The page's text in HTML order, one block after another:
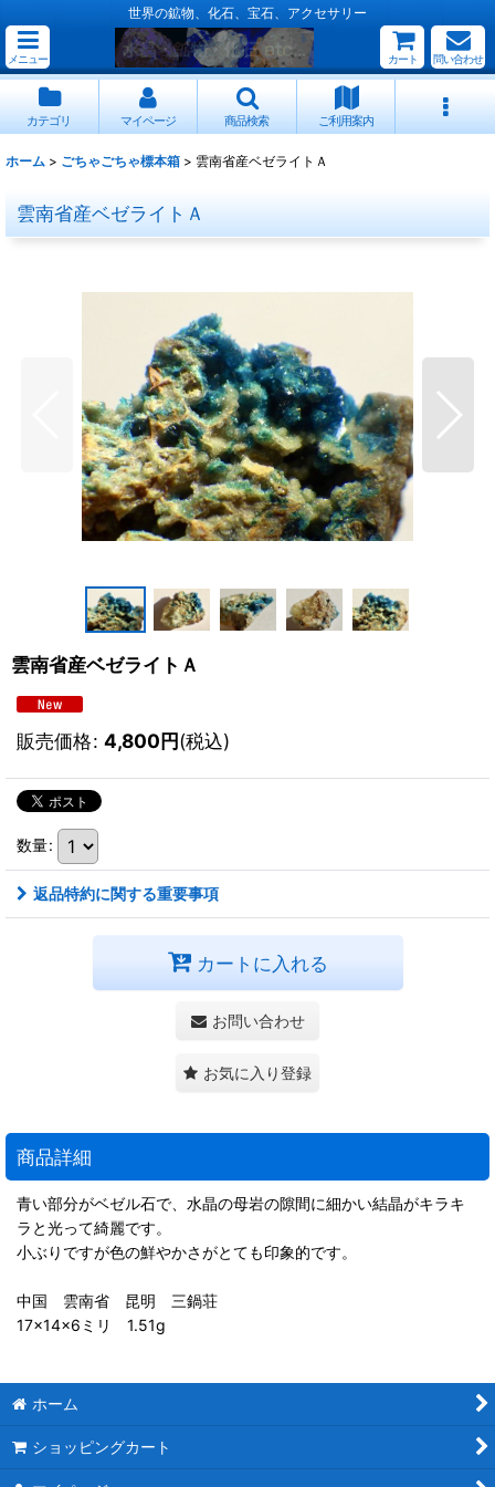
世界の鉱物、化石、宝石、アクセサリー
メニュー カート 問い合わせ
カテゴリ マイページ 商品検索 ご利用案内
ホーム > ごちゃごちゃ標本箱 > 雲南省産ベゼライトＡ
雲南省産ベゼライトＡ
雲南省産ベゼライトＡ
販売価格: 4,800円(税込)
数量:
返品特約に関する重要事項
カートに入れる
お問い合わせ
お気に入り登録
商品詳細
青い部分がベゼル石で、水晶の母岩の隙間に細かい結晶がキラキ
ラと光って綺麗です。
小ぶりですが色の鮮やかさがとても印象的です。
中国 雲南省 昆明 三鍋荘
17×14×6ミリ 1.51g
ホーム
ショッピングカート